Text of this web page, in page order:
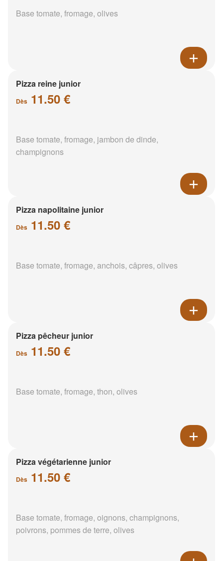
Base tomate, fromage, olives
Pizza reine junior
Dès 11.50 €
Base tomate, fromage, jambon de dinde,
champignons
Pizza napolitaine junior
Dès 11.50 €
Base tomate, fromage, anchois, câpres, olives
Pizza pêcheur junior
Dès 11.50 €
Base tomate, fromage, thon, olives
Pizza végétarienne junior
Dès 11.50 €
Base tomate, fromage, oignons, champignons,
poivrons, pommes de terre, olives